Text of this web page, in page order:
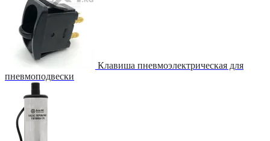
Клавиша пневмоэлектрическая для
пневмоподвески